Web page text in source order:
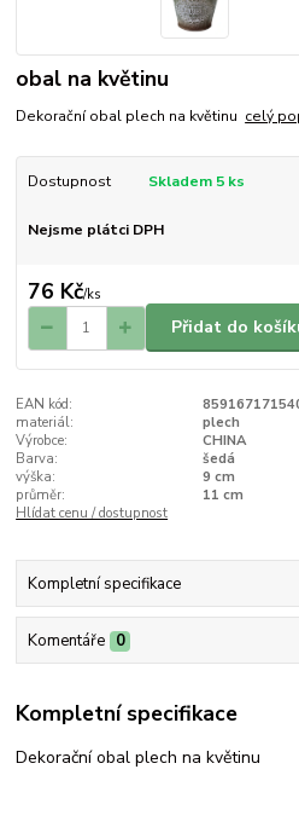
obal na květinu
Dekorační obal plech na květinu celý
Dostupnost Skladem 5 ks
Nejsme plátci DPH
76 Kč/ks
Přidat do
EAN kód:
materiál:
plech
Výrobce:
CHINA
Barva:
šedá
výška:
9 cm
průměr:
11 cm
Hlídat cenu / dostupnost
Kompletní specifikace
Komentáře 0
Kompletní specifikace
Dekorační obal plech na květinu